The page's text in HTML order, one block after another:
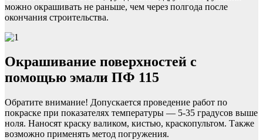
можно окрашивать не раньше, чем через полгода после
окончания строительства.
Окрашивание поверхностей с
помощью эмали ПФ 115
Обратите внимание! Допускается проведение работ по
покраске при показателях температуры — 5-35 градусов выше
ноля. Наносят краску валиком, кистью, краскопультом. Также
возможно применять метод погружения.